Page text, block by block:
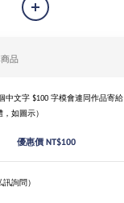
品
中文字 $100 字模會連同作品寄給
如圖示）
優惠價 NT$100
詢問）